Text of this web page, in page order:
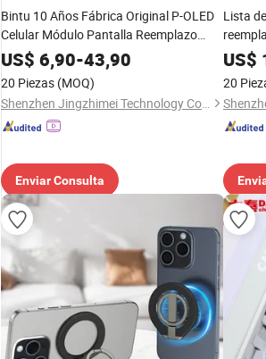
Bintu 10 Años Fábrica Original P-OLED
Celular Módulo Pantalla Reemplazo
Accesorios para Motorola Moto Edge 60
Samsung Nothing Phone 2A Mayorista
US$ 6,90-43,90
20 Piezas (MOQ)
Shenzhen Jingzhimei Technology Co., Ltd.
Enviar Consulta
Lista
X90
para
US$
20